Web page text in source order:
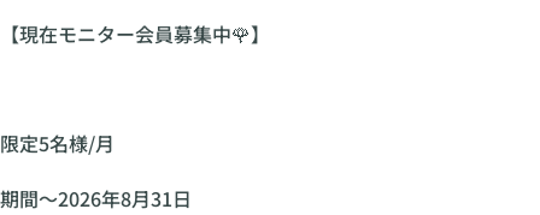
【現在モニター会員募集中🌹】
限定5名様/月
期間〜2026年8月31日